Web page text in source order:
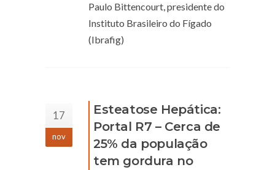
Paulo Bittencourt, presidente do
Instituto Brasileiro do Fígado
(Ibrafig)
17
nov
Esteatose Hepática:
Portal R7 – Cerca de
25% da população
tem gordura no